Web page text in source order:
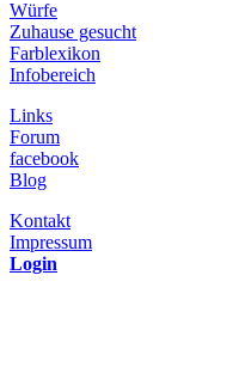
Würfe
Zuhause gesucht
Farblexikon
Infobereich
Links
Forum
facebook
Blog
Kontakt
Impressum
Login